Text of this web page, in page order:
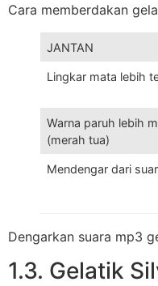
Cara memberdakan
JANTAN
Lingkar mata lebih
Warna paruh lebih
(merah tua)
Mendengar dari
Dengarkan suara mp3
1.3. Gelatik